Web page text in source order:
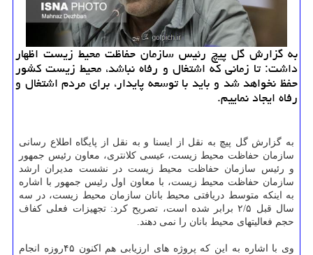
به گزارش گل پیچ رئیس سازمان حفاظت محیط زیست اظهار
داشت: تا زمانی كه اشتغال و رفاه نباشد، محیط زیست كشور
حفظ نخواهد شد و باید با توسعه پایدار، برای مردم اشتغال و
رفاه ایجاد نماییم.
به گزارش گل پیچ به نقل از ایسنا و به نقل از پایگاه اطلاع رسانی
سازمان حفاظت محیط زیست، عیسی کلانتری، معاون رئیس جمهور
و رئیس سازمان حفاظت محیط زیست در نشست مدیران ارشد
سازمان حفاظت محیط زیست، با معاون اول رئیس جمهور با اشاره
به اینکه متوسط دریافتی محیط بانان سازمان محیط زیست، در سه
سال قبل ۲/۵ برابر شده است، تصریح کرد: تجهیزات فعلی کفاف
حجم فعالیتهای محیط بانان را نمی دهند.
وی با اشاره به این که پروژه های ارزیابی هم اکنون ۴۵روزه انجام